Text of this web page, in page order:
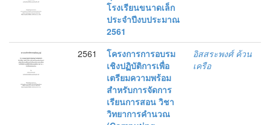
โรงเรียนขนาดเล็ก
ประจำปีงบประมาณ
2561
2561
โครงการการอบรม
เชิงปฏิบัติการเพื่อ
เตรียมความพร้อม
สำหรับการจัดการ
เรียนการสอน วิชา
วิทยาการคำนวณ
อิสสระพงศ์ ค้วน
เครือ